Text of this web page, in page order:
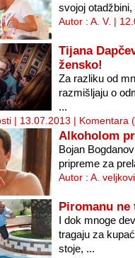
svojoj
Autor : A. V. |
Tijana
žensko!
Za razliku od
razmišljaju o
...
| 13.07.2013 | Komentara
Alkoholom
Bojan
pripreme za
Autor : A.
Piromanu
I dok mnoge
tragaju za
stoje, ...